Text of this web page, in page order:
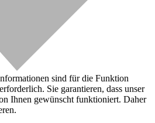
sind für die Funktion
Sie garantieren, dass unser
Ihnen gewünscht funktioniert. Daher